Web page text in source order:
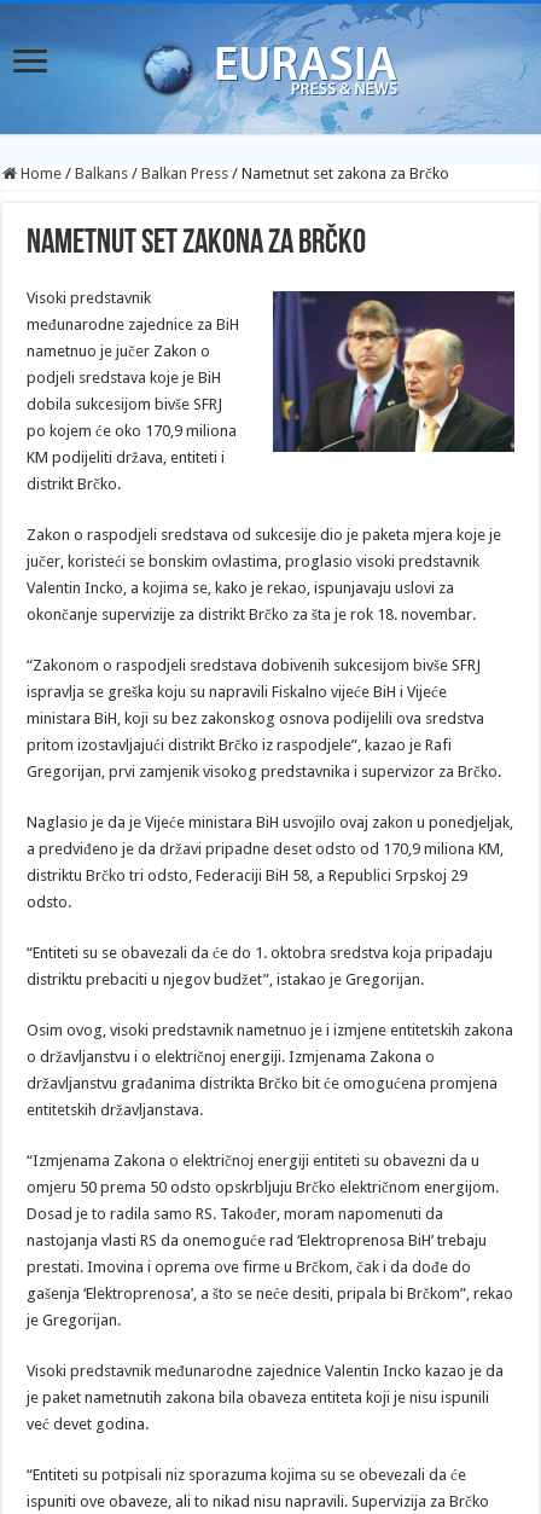
Home / Balkans / Balkan Press / Nametnut set zakona za Brčko
Nametnut set zakona za Brčko
Visoki predstavnik
međunarodne zajednice za BiH
nametnuo je jučer Zakon o
podjeli sredstava koje je BiH
dobila sukcesijom bivše SFRJ
po kojem će oko 170,9 miliona
KM podijeliti država, entiteti i
distrikt Brčko.
Zakon o raspodjeli sredstava od sukcesije dio je paketa mjera koje je
jučer, koristeći se bonskim ovlastima, proglasio visoki predstavnik
Valentin Incko, a kojima se, kako je rekao, ispunjavaju uslovi za
okončanje supervizije za distrikt Brčko za šta je rok 18. novembar.
“Zakonom o raspodjeli sredstava dobivenih sukcesijom bivše SFRJ
ispravlja se greška koju su napravili Fiskalno vijeće BiH i Vijeće
ministara BiH, koji su bez zakonskog osnova podijelili ova sredstva
pritom izostavljajući distrikt Brčko iz raspodjele”, kazao je Rafi
Gregorijan, prvi zamjenik visokog predstavnika i supervizor za Brčko.
Naglasio je da je Vijeće ministara BiH usvojilo ovaj zakon u ponedjeljak,
a predviđeno je da državi pripadne deset odsto od 170,9 miliona KM,
distriktu Brčko tri odsto, Federaciji BiH 58, a Republici Srpskoj 29
odsto.
“Entiteti su se obavezali da će do 1. oktobra sredstva koja pripadaju
distriktu prebaciti u njegov budžet”, istakao je Gregorijan.
Osim ovog, visoki predstavnik nametnuo je i izmjene entitetskih zakona
o državljanstvu i o električnoj energiji. Izmjenama Zakona o
državljanstvu građanima distrikta Brčko bit će omogućena promjena
entitetskih državljanstava.
“Izmjenama Zakona o električnoj energiji entiteti su obavezni da u
omjeru 50 prema 50 odsto opskrbljuju Brčko električnom energijom.
Dosad je to radila samo RS. Također, moram napomenuti da
nastojanja vlasti RS da onemoguće rad ‘Elektroprenosa BiH’ trebaju
prestati. Imovina i oprema ove firme u Brčkom, čak i da dođe do
gašenja ‘Elektroprenosa’, a što se neće desiti, pripala bi Brčkom”, rekao
je Gregorijan.
Visoki predstavnik međunarodne zajednice Valentin Incko kazao je da
je paket nametnutih zakona bila obaveza entiteta koji je nisu ispunili
već devet godina.
“Entiteti su potpisali niz sporazuma kojima su se obevezali da će
ispuniti ove obaveze, ali to nikad nisu napravili. Supervizija za Brčko